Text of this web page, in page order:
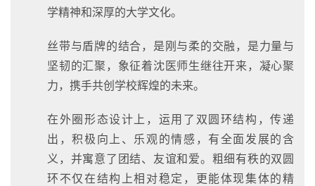
学精神和深厚的大学文化。
丝带与盾牌的结合，是刚与柔的交融，是力量与
坚韧的汇聚，象征着沈医师生继往开来，凝心聚
力，携手共创学校辉煌的未来。
在外圈形态设计上，运用了双圆环结构，传递
出，积极向上、乐观的情感，有全面发展的含
义，并寓意了团结、友谊和爱。粗细有秩的双圆
环不仅在结构上相对稳定，更能体现集体的精